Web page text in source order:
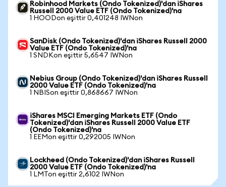
Robinhood Markets (Ondo Tokenized)'dan iShares
Russell 2000 Value ETF (Ondo Tokenized)'na
1 HOODon eşittir 0,401248 IWNon
SanDisk (Ondo Tokenized)'dan iShares Russell 2000
Value ETF (Ondo Tokenized)'na
1 SNDKon eşittir 5,6547 IWNon
Nebius Group (Ondo Tokenized)'dan iShares Russell
2000 Value ETF (Ondo Tokenized)'na
1 NBISon eşittir 0,868667 IWNon
iShares MSCI Emerging Markets ETF (Ondo
Tokenized)'dan iShares Russell 2000 Value ETF
(Ondo Tokenized)'na
1 EEMon eşittir 0,292005 IWNon
Lockheed (Ondo Tokenized)'dan iShares Russell
2000 Value ETF (Ondo Tokenized)'na
1 LMTon eşittir 2,6102 IWNon